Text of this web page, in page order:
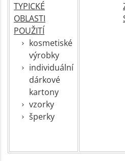
TYPICKÉ
OBLASTI
POUŽITÍ
kosmetiské
výrobky
individuální
dárkové
kartony
vzorky
šperky